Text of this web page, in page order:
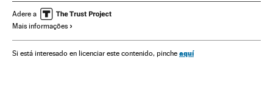
Ministério Público Federal
Caso Petrobras
Presidente Brasil Procuradoria Presidência Brasil
Adere a
Mais informações
Si está interesado en licenciar este contenido, pinche aquí